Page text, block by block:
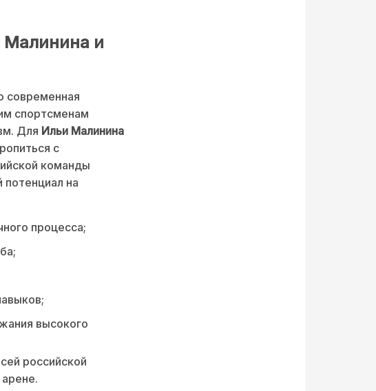
Малинина и
современная
спортсменам
Для Ильи Малинина
с
команды
потенциал на
процесса;
высокого
российской